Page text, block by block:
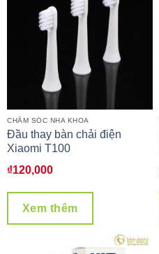
CHĂM SÓC NHA KHOA
Đầu thay bàn chải điện
Xiaomi T100
₫120,000
Xem thêm